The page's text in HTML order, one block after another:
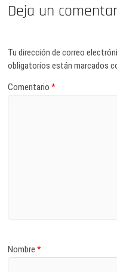
Deja un
Tu dirección de correo
obligatorios están marcados
Comentario*
Nombre*